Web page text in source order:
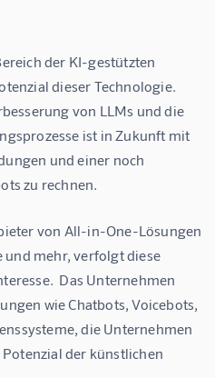
der KI-gestützten
dieser Technologie.
von LLMs und die
ist in Zukunft mit
und einer noch
zu rechnen.
von All-in-One-Lösungen
und mehr, verfolgt diese
Das Unternehmen
wie Chatbots, Voicebots,
die Unternehmen
der künstlichen